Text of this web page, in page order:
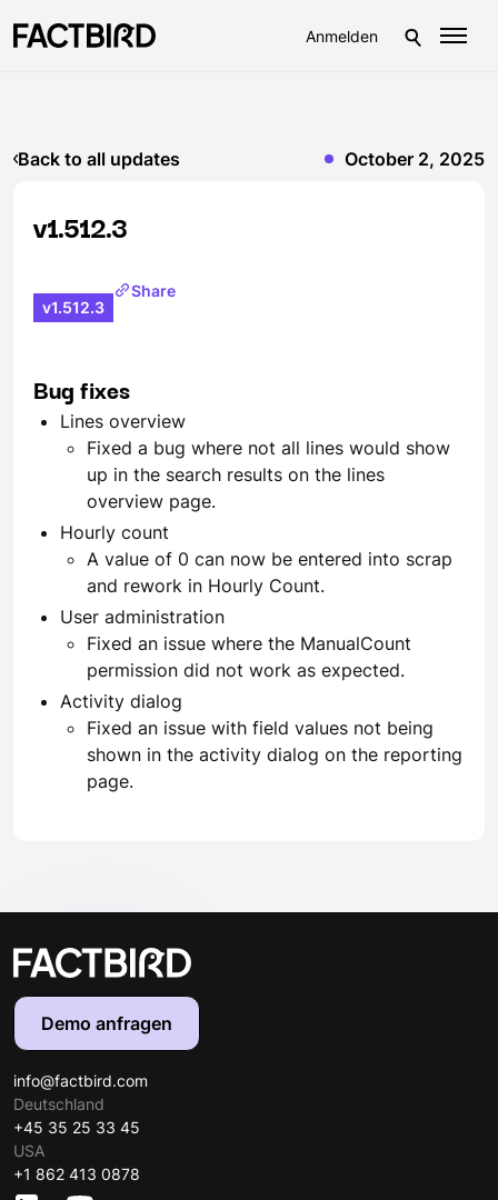
Anmelden
Back to all updates October 2, 2025
v1.512.3
v1.512.3
Share
Bug fixes
Lines overview
Fixed a bug where not all lines would show
up in the search results on the lines
overview page.
Hourly count
A value of 0 can now be entered into scrap
and rework in Hourly Count.
User administration
Fixed an issue where the ManualCount
permission did not work as expected.
Activity dialog
Fixed an issue with field values not being
shown in the activity dialog on the reporting
page.
Demo anfragen
info@factbird.com
Deutschland
+45 35 25 33 45
USA
+1 862 413 0878